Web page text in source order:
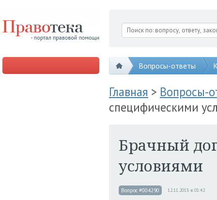
Вопросы-ответы
Главная > Вопросы-
специфическими
Брачный
условиями
Вопрос #004290 12.11.2015 в 01:42